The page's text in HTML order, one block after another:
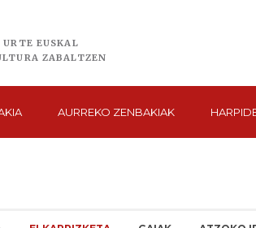
URTE EUSKAL
ZABALTZEN
AURREKO ZENBAKIAK